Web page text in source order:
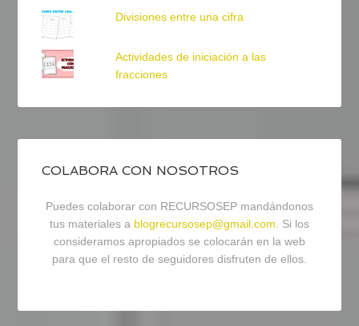
Divisiones entre una cifra
Actividades de iniciación a las
fracciones
COLABORA CON NOSOTROS
Puedes colaborar con RECURSOSEP mandándonos
tus materiales a blogrecursosep@gmail.com. Si los
consideramos apropiados se colocarán en la web
para que el resto de seguidores disfruten de ellos.